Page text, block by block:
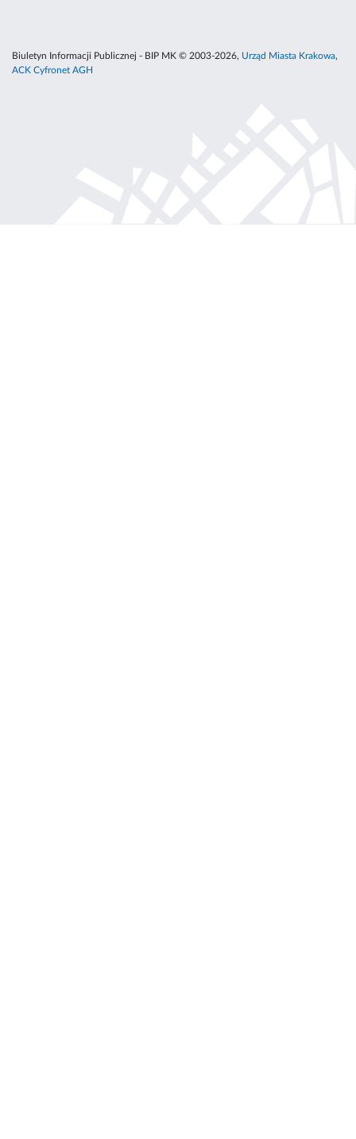
Biuletyn Informacji Publicznej - BIP MK © 2003-2026, Urząd Miasta Krakowa,
ACK Cyfronet AGH